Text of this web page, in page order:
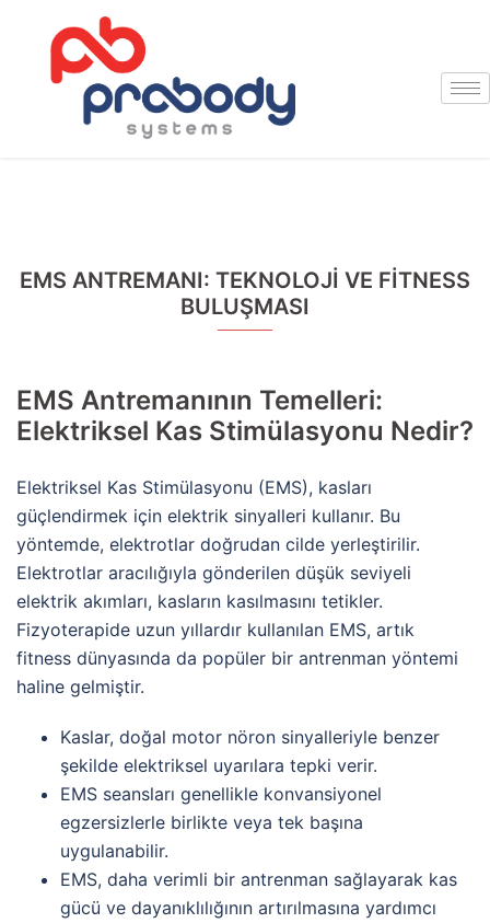
EMS ANTREMANI: TEKNOLOJI VE FITNESS
BULUŞMASI
EMS Antremanının Temelleri:
Elektriksel Kas Stimülasyonu Nedir?
Elektriksel Kas Stimülasyonu (EMS), kasları
güçlendirmek için elektrik sinyalleri kullanır. Bu
yöntemde, elektrotlar doğrudan cilde yerleştirilir.
Elektrotlar aracılığıyla gönderilen düşük seviyeli
elektrik akımları, kasların kasılmasını tetikler.
Fizyoterapide uzun yıllardır kullanılan EMS, artık
fitness dünyasında da popüler bir antrenman yöntemi
haline gelmiştir.
Kaslar, doğal motor nöron sinyalleriyle benzer
şekilde elektriksel uyarılara tepki verir.
EMS seansları genellikle konvansiyonel
egzersizlerle birlikte veya tek başına
uygulanabilir.
EMS, daha verimli bir antrenman sağlayarak kas
gücü ve dayanıklılığının artırılmasına yardımcı